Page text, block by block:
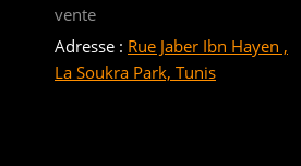
vente
Adresse : Rue Jaber Ibn Hayen ,
La Soukra Park, Tunis